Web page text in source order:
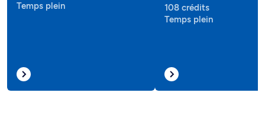
Temps plein
108 crédits
Temps plein